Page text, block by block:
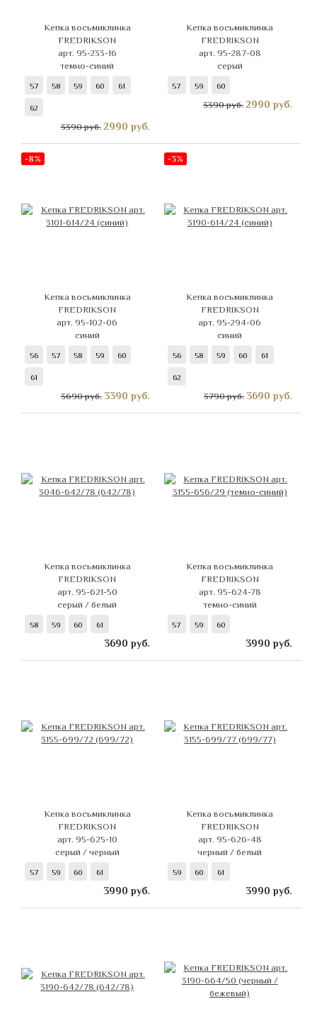
Кепка восьмиклинка
FREDRIKSON
арт. 95-233-16
темно-синий
57 58 59 60 61
62
3390 руб. 2990 руб.
Кепка восьмиклинка
FREDRIKSON
арт. 95-287-08
серый
57 59 60
3390 руб. 2990 руб.
-8%
Кепка восьмиклинка
FREDRIKSON
арт. 95-102-06
синий
56 57 58 59 60
61
3690 руб. 3390 руб.
-3%
Кепка восьмиклинка
FREDRIKSON
арт. 95-294-06
синий
56 58 59 60 61
62
3790 руб. 3690 руб.
Кепка восьмиклинка
FREDRIKSON
арт. 95-621-50
серый / белый
58 59 60 61
3690 руб.
Кепка восьмиклинка
FREDRIKSON
арт. 95-624-78
темно-синий
57 59 60
3990 руб.
Кепка восьмиклинка
FREDRIKSON
арт. 95-625-10
серый / черный
57 59 60 61
3990 руб.
Кепка восьмиклинка
FREDRIKSON
арт. 95-626-48
черный / белый
59 60 61
3990 руб.